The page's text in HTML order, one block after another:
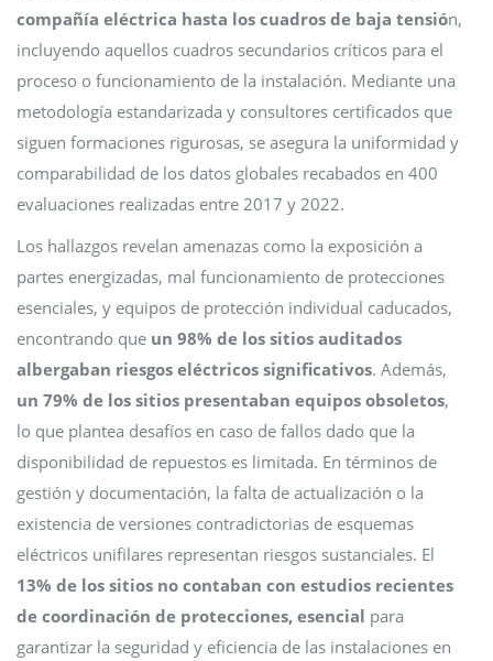
compañía eléctrica hasta los cuadros de baja tensión,
incluyendo aquellos cuadros secundarios críticos para el
proceso o funcionamiento de la instalación. Mediante una
metodología estandarizada y consultores certificados que
siguen formaciones rigurosas, se asegura la uniformidad y
comparabilidad de los datos globales recabados en 400
evaluaciones realizadas entre 2017 y 2022.
Los hallazgos revelan amenazas como la exposición a
partes energizadas, mal funcionamiento de protecciones
esenciales, y equipos de protección individual caducados,
encontrando que un 98% de los sitios auditados
albergaban riesgos eléctricos significativos. Además,
un 79% de los sitios presentaban equipos obsoletos,
lo que plantea desafíos en caso de fallos dado que la
disponibilidad de repuestos es limitada. En términos de
gestión y documentación, la falta de actualización o la
existencia de versiones contradictorias de esquemas
eléctricos unifilares representan riesgos sustanciales. El
13% de los sitios no contaban con estudios recientes
de coordinación de protecciones, esencial para
garantizar la seguridad y eficiencia de las instalaciones en